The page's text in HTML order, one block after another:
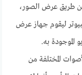
طريق عرض الصور،
ليقوم جهاز عرض
الموجودة به.
المختلفة من